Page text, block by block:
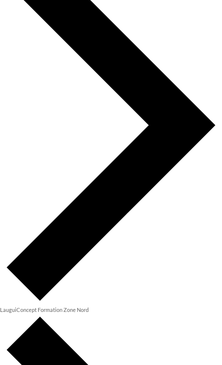
LauguiConcept Formation Zone Nord